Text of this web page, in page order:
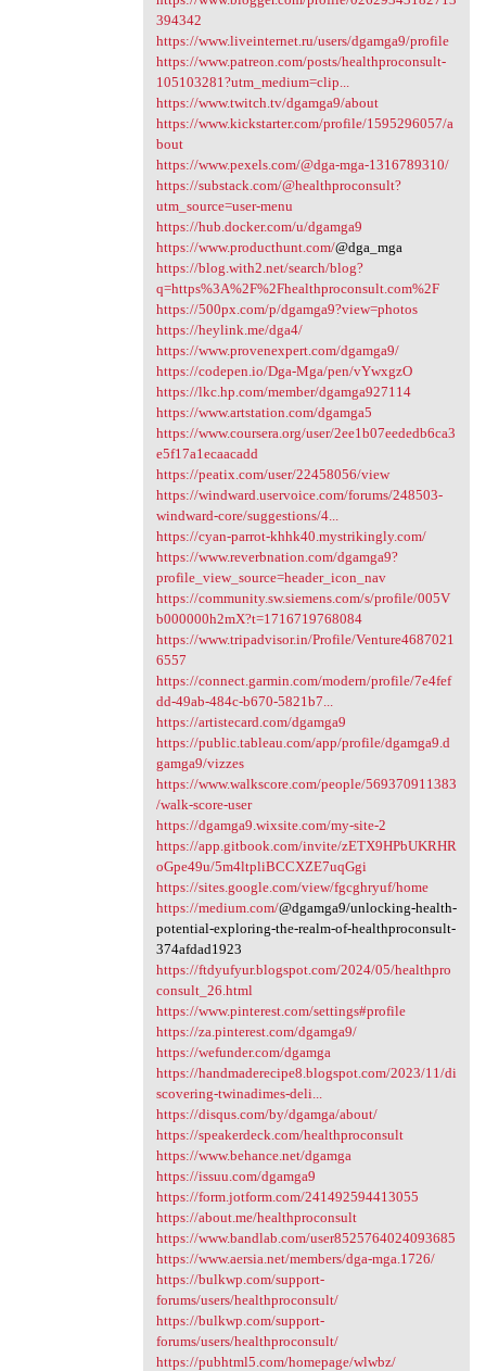
394342
https://www.liveinternet.ru/users/dgamga9/profile
https://www.patreon.com/posts/healthproconsult-
105103281?utm_medium=clip...
https://www.twitch.tv/dgamga9/about
https://www.kickstarter.com/profile/1595296057/a
bout
https://www.pexels.com/@dga-mga-1316789310/
https://substack.com/@healthproconsult?
utm_source=user-menu
https://hub.docker.com/u/dgamga9
https://www.producthunt.com/@dga_mga
https://blog.with2.net/search/blog?
q=https%3A%2F%2Fhealthproconsult.com%2F
https://500px.com/p/dgamga9?view=photos
https://heylink.me/dga4/
https://www.provenexpert.com/dgamga9/
https://codepen.io/Dga-Mga/pen/vYwxgzO
https://lkc.hp.com/member/dgamga927114
https://www.artstation.com/dgamga5
https://www.coursera.org/user/2ee1b07eededb6ca3
e5f17a1ecaacadd
https://peatix.com/user/22458056/view
https://windward.uservoice.com/forums/248503-
windward-core/suggestions/4...
https://cyan-parrot-khhk40.mystrikingly.com/
https://www.reverbnation.com/dgamga9?
profile_view_source=header_icon_nav
https://community.sw.siemens.com/s/profile/005V
b000000h2mX?t=1716719768084
https://www.tripadvisor.in/Profile/Venture4687021
6557
https://connect.garmin.com/modern/profile/7e4fef
dd-49ab-484c-b670-5821b7...
https://artistecard.com/dgamga9
https://public.tableau.com/app/profile/dgamga9.d
gamga9/vizzes
https://www.walkscore.com/people/569370911383
/walk-score-user
https://dgamga9.wixsite.com/my-site-2
https://app.gitbook.com/invite/zETX9HPbUKRHR
oGpe49u/5m4ltpliBCCXZE7uqGgi
https://sites.google.com/view/fgcghryuf/home
https://medium.com/@dgamga9/unlocking-health-
potential-exploring-the-realm-of-healthproconsult-
374afdad1923
https://ftdyufyur.blogspot.com/2024/05/healthpro
consult_26.html
https://www.pinterest.com/settings#profile
https://za.pinterest.com/dgamga9/
https://wefunder.com/dgamga
https://handmaderecipe8.blogspot.com/2023/11/di
scovering-twinadimes-deli...
https://disqus.com/by/dgamga/about/
https://speakerdeck.com/healthproconsult
https://www.behance.net/dgamga
https://issuu.com/dgamga9
https://form.jotform.com/241492594413055
https://about.me/healthproconsult
https://www.bandlab.com/user8525764024093685
https://www.aersia.net/members/dga-mga.1726/
https://bulkwp.com/support-
forums/users/healthproconsult/
https://bulkwp.com/support-
forums/users/healthproconsult/
https://pubhtml5.com/homepage/wlwbz/